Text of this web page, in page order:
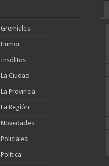
Gremiales
Humor
Insólitos
La Ciudad
La Provincia
La Región
Novedades
Policiales
Política